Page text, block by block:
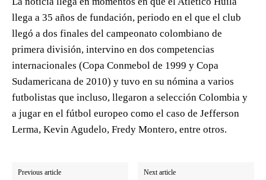
llega a 35 años de fundación, periodo en el que el club
llegó a dos finales del campeonato colombiano de
primera división, intervino en dos competencias
internacionales (Copa Conmebol de 1999 y Copa
Sudamericana de 2010) y tuvo en su nómina a varios
futbolistas que incluso, llegaron a selección Colombia y
a jugar en el fútbol europeo como el caso de Jefferson
Lerma, Kevin Agudelo, Fredy Montero, entre otros.
Previous article Next article